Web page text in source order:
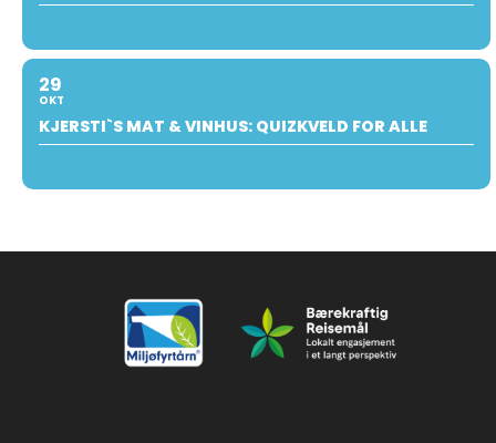
29
OKT
KJERSTI`S MAT & VINHUS: QUIZKVELD FOR ALLE